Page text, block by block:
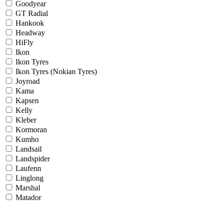
Goodyear
GT Radial
Hankook
Headway
HiFly
Ikon
Ikon Tyres
Ikon Tyres (Nokian Tyres)
Joyroad
Kama
Kapsen
Kelly
Kleber
Kormoran
Kumho
Landsail
Landspider
Laufenn
Linglong
Marshal
Matador